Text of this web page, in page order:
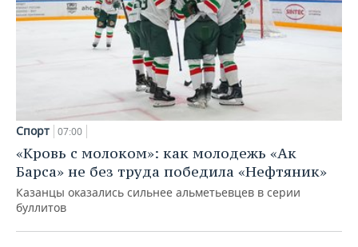
Спорт 07:00
«Кровь с молоком»: как молодежь «Ак
Барса» не без труда победила «Нефтяник»
Казанцы оказались сильнее альметьевцев в серии
буллитов